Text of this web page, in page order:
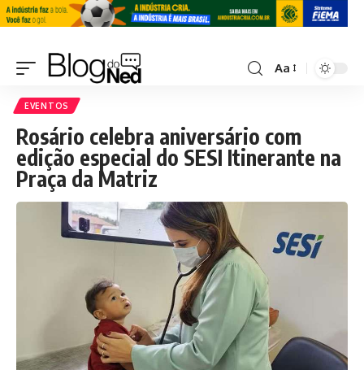
Aa
EVENTOS
Rosário celebra aniversário com
edição especial do SESI Itinerante na
Praça da Matriz